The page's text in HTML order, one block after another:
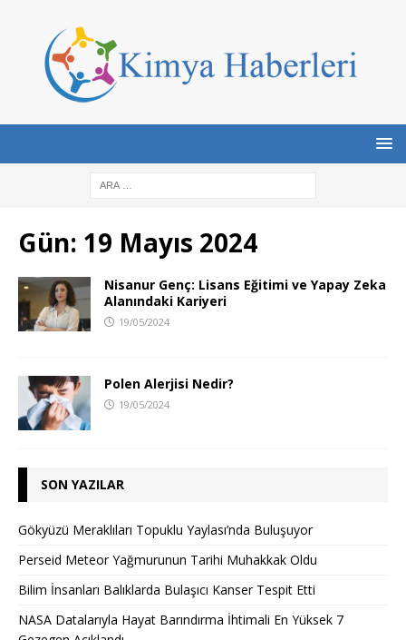
Gün: 19 Mayıs 2024
Nisanur Genç: Lisans Eğitimi ve Yapay Zeka
Alanındaki Kariyeri
19/05/2024
Polen Alerjisi Nedir?
19/05/2024
SON YAZILAR
Gökyüzü Meraklıları Topuklu Yaylası’nda Buluşuyor
Perseid Meteor Yağmurunun Tarihi Muhakkak Oldu
Bilim İnsanları Balıklarda Bulaşıcı Kanser Tespit Etti
NASA Datalarıyla Hayat Barındırma İhtimali En Yüksek 7